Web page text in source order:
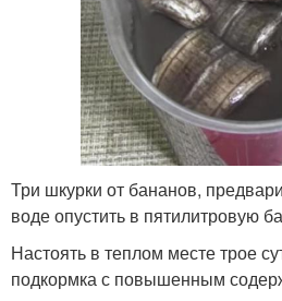
Три шкурки от бананов,
воде опустить в пятилитровую
Настоять в теплом месте трое
подкормка с повышенным